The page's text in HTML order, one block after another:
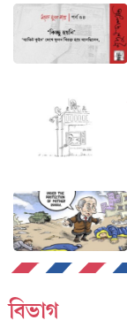
বিভাগ